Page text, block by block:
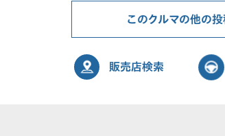
このクルマの他の投
販売店検索